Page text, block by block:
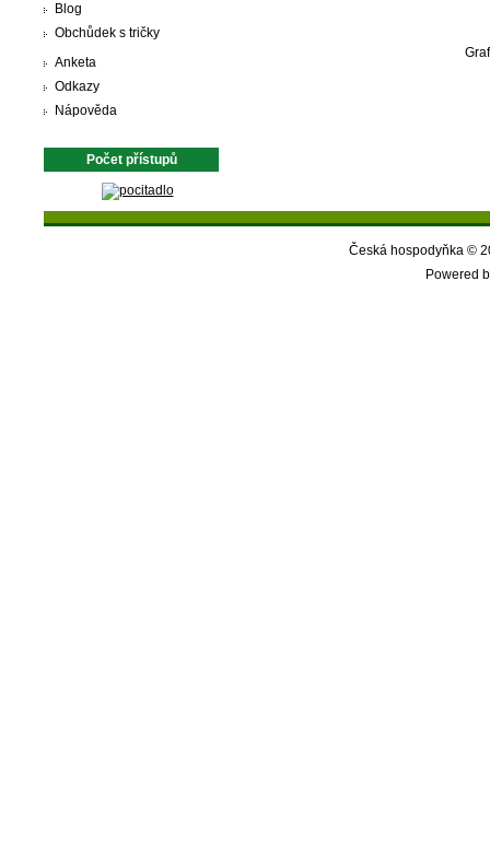
Blog
Obchůdek s tričky
Anketa
Odkazy
Nápověda
Počet přístupů
Česká hospodyňka ©
Powered